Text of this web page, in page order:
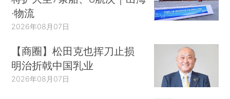
·物流
2026年08月07日
【商圈】松田克也挥刀止损
明治折戟中国乳业
2026年08月07日